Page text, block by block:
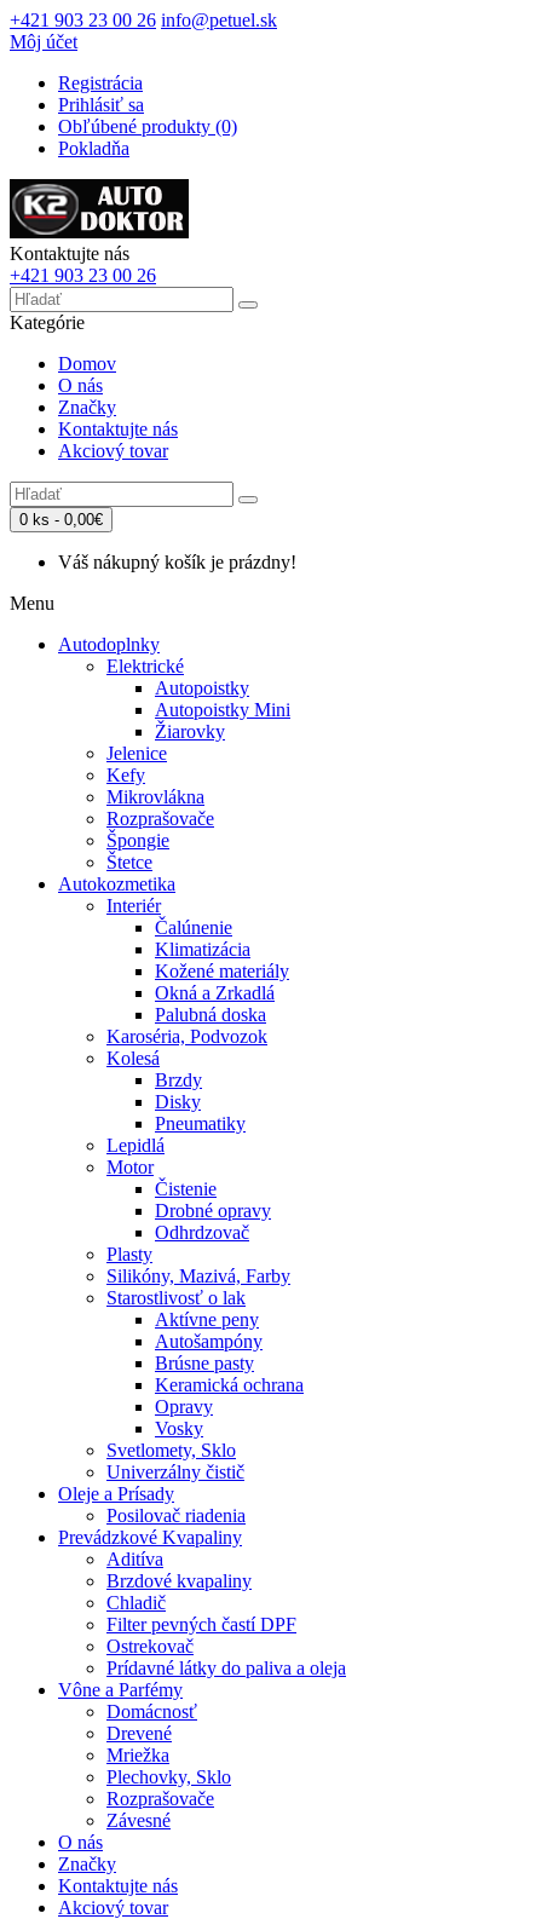
+421 903 23 00 26 info@petuel.sk
Môj účet
Registrácia
Prihlásiť sa
Obľúbené produkty (0)
Pokladňa
Kontaktujte nás
+421 903 23 00 26
Kategórie
Domov
O nás
Značky
Kontaktujte nás
Akciový tovar
0 ks - 0,00€
Váš nákupný košík je prázdny!
Menu
Autodoplnky
Elektrické
Autopoistky
Autopoistky Mini
Žiarovky
Jelenice
Kefy
Mikrovlákna
Rozprašovače
Špongie
Štetce
Autokozmetika
Interiér
Čalúnenie
Klimatizácia
Kožené materiály
Okná a Zrkadlá
Palubná doska
Karoséria, Podvozok
Kolesá
Brzdy
Disky
Pneumatiky
Lepidlá
Motor
Čistenie
Drobné opravy
Odhrdzovač
Plasty
Silikóny, Mazivá, Farby
Starostlivosť o lak
Aktívne peny
Autošampóny
Brúsne pasty
Keramická ochrana
Opravy
Vosky
Svetlomety, Sklo
Univerzálny čistič
Oleje a Prísady
Posilovač riadenia
Prevádzkové Kvapaliny
Aditíva
Brzdové kvapaliny
Chladič
Filter pevných častí DPF
Ostrekovač
Prídavné látky do paliva a oleja
Vône a Parfémy
Domácnosť
Drevené
Mriežka
Plechovky, Sklo
Rozprašovače
Závesné
O nás
Značky
Kontaktujte nás
Akciový tovar